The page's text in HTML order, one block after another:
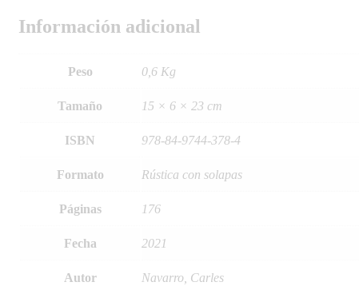
Información adicional
Peso 0,6 Kg
Tamaño 15 × 6 × 23 cm
ISBN 978-84-9744-378-4
Formato Rústica con solapas
Páginas 176
Fecha 2021
Autor Navarro, Carles